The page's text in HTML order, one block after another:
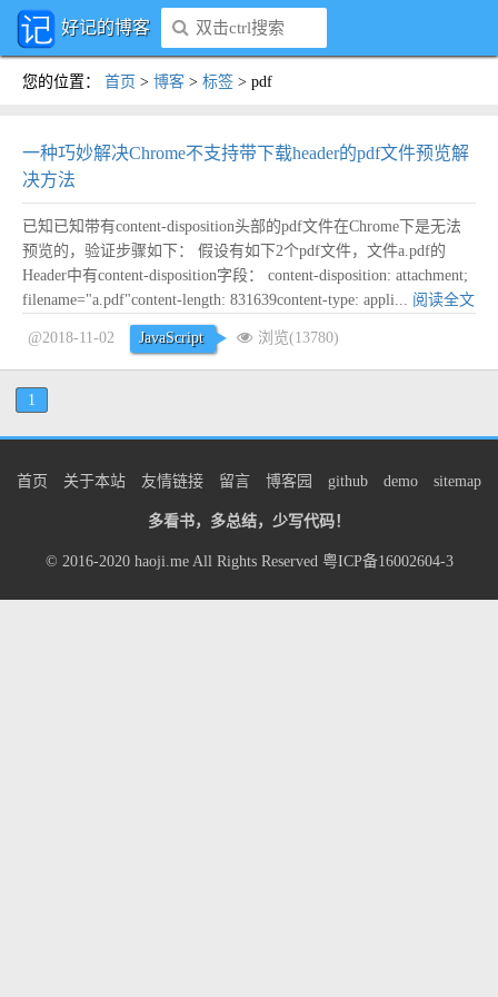
好记的博客
您的位置 ： 首页 > 博客 > 标签 > pdf
一种巧妙解决Chrome不支持带下载header的pdf文件预览解
决方法
已知已知带有content-disposition头部的pdf文件在Chrome下是无法
预览的，验证步骤如下： 假设有如下2个pdf文件，文件a.pdf的
Header中有content-disposition字段： content-disposition: attachment;
filename="a.pdf"content-length: 831639content-type: appli... 阅读全文
@2018-11-02 JavaScript 浏览(13780)
1
首页 关于本站 友情链接 留言 博客园 github demo sitemap
多看书，多总结，少写代码！
© 2016-2020 haoji.meAll Rights Reserved 粤ICP备16002604-3